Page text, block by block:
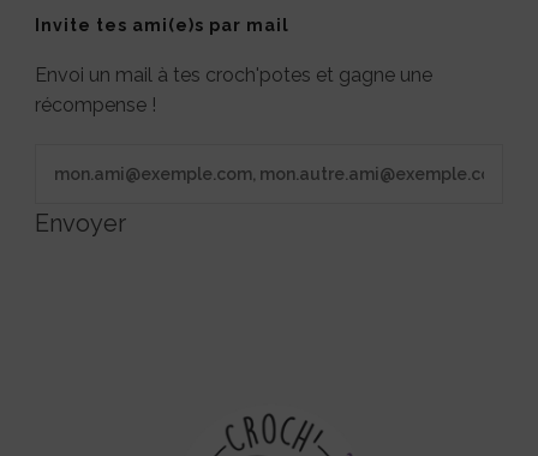
Invite tes ami(e)s par mail
Envoi un mail à tes croch'potes et gagne une
récompense !
Envoyer